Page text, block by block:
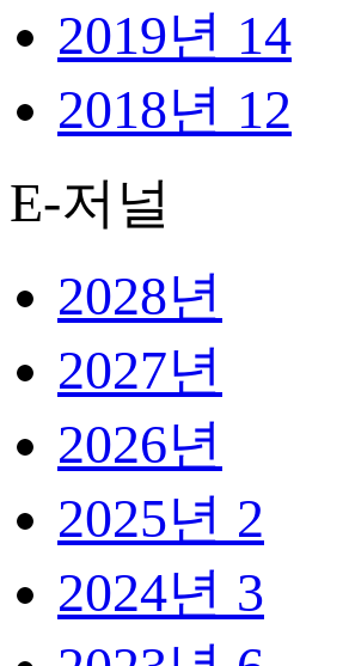
2019년 14
2018년 12
E-저널
2028년
2027년
2026년
2025년 2
2024년 3